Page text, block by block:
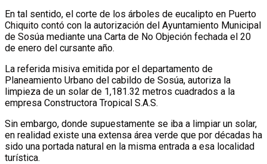
En tal sentido, el corte de los árboles de eucalipto en Puerto
Chiquito contó con la autorización del Ayuntamiento Municipal
de Sosúa mediante una Carta de No Objeción fechada el 20
de enero del cursante año.
La referida misiva emitida por el departamento de
Planeamiento Urbano del cabildo de Sosúa, autoriza la
limpieza de un solar de 1,181.32 metros cuadrados a la
empresa Constructora Tropical S.A.S.
Sin embargo, donde supuestamente se iba a limpiar un solar,
en realidad existe una extensa área verde que por décadas ha
sido una portada natural en la misma entrada a esa localidad
turística.